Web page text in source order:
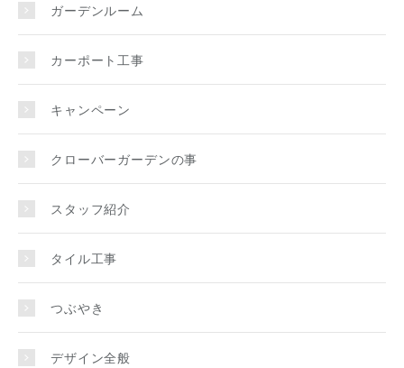
ガーデンルーム
カーポート工事
キャンペーン
クローバーガーデンの事
スタッフ紹介
タイル工事
つぶやき
デザイン全般